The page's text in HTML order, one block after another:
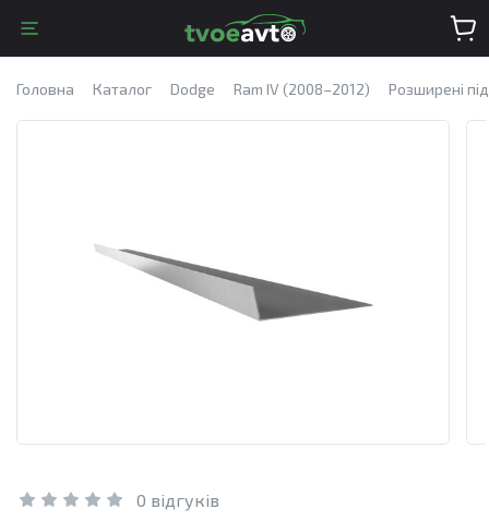
Головна Каталог Dodge Ram IV (2008–2012) Розширені
0 відгуків